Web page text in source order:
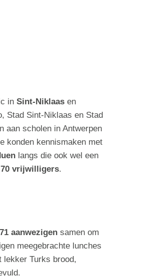
in Sint-Niklaas en
Stad Sint-Niklaas en Stad
aan scholen in Antwerpen
konden kennismaken met
langs die ook wel een
70 vrijwilligers.
aanwezigen samen om
meegebrachte lunches
lekker Turks brood,